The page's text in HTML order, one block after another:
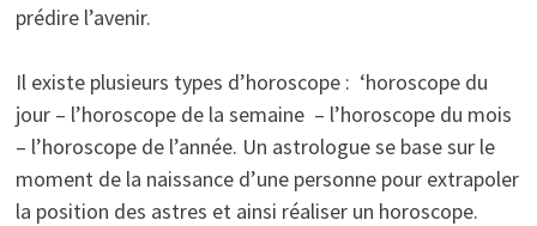
prédire l’avenir.
Il existe plusieurs types d’horoscope : ‘horoscope du
jour – l’horoscope de la semaine – l’horoscope du mois
– l’horoscope de l’année. Un astrologue se base sur le
moment de la naissance d’une personne pour extrapoler
la position des astres et ainsi réaliser un horoscope.